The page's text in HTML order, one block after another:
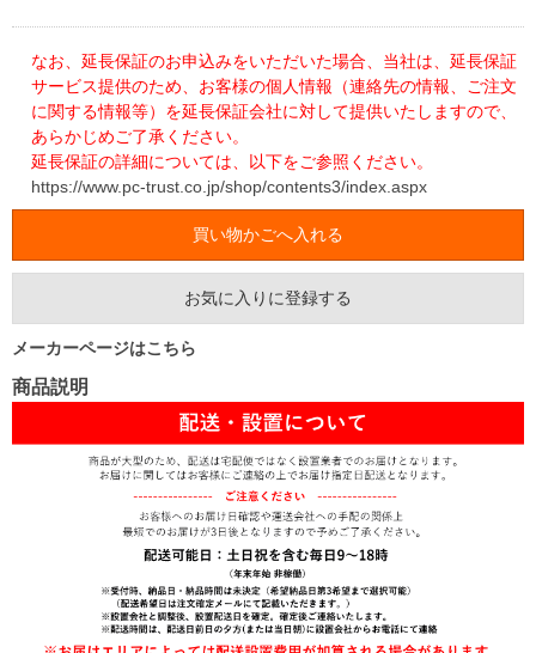
なお、延長保証のお申込みをいただいた場合、当社は、延長保証
サービス提供のため、お客様の個人情報（連絡先の情報、ご注文
に関する情報等）を延長保証会社に対して提供いたしますので、
あらかじめご了承ください。
延長保証の詳細については、以下をご参照ください。
https://www.pc-trust.co.jp/shop/contents3/index.aspx
お気に入りに登録する
メーカーページはこちら
商品説明